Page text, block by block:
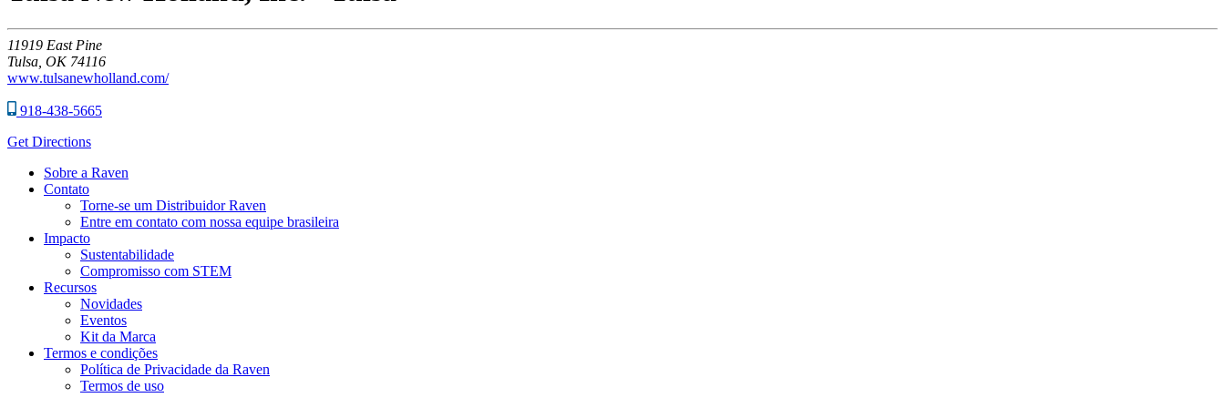
11919 East Pine
Tulsa, OK 74116
www.tulsanewholland.com/
918-438-5665
Get Directions
Sobre a Raven
Contato
Torne-se um Distribuidor Raven
Entre em contato com nossa equipe brasileira
Impacto
Sustentabilidade
Compromisso com STEM
Recursos
Novidades
Eventos
Kit da Marca
Termos e condições
Política de Privacidade da Raven
Termos de uso